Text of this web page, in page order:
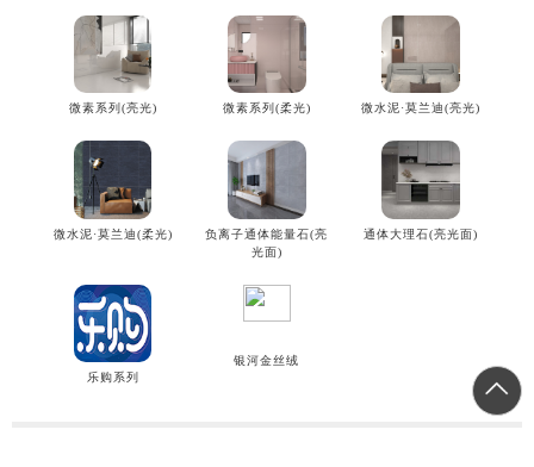
微素系列(亮光) 微素系列(柔光) 微水泥·莫兰迪(亮光)
微水泥·莫兰迪(柔光)
负离子通体能量石(亮
光面)
通体大理石(亮光面)
乐购系列
银河金丝绒